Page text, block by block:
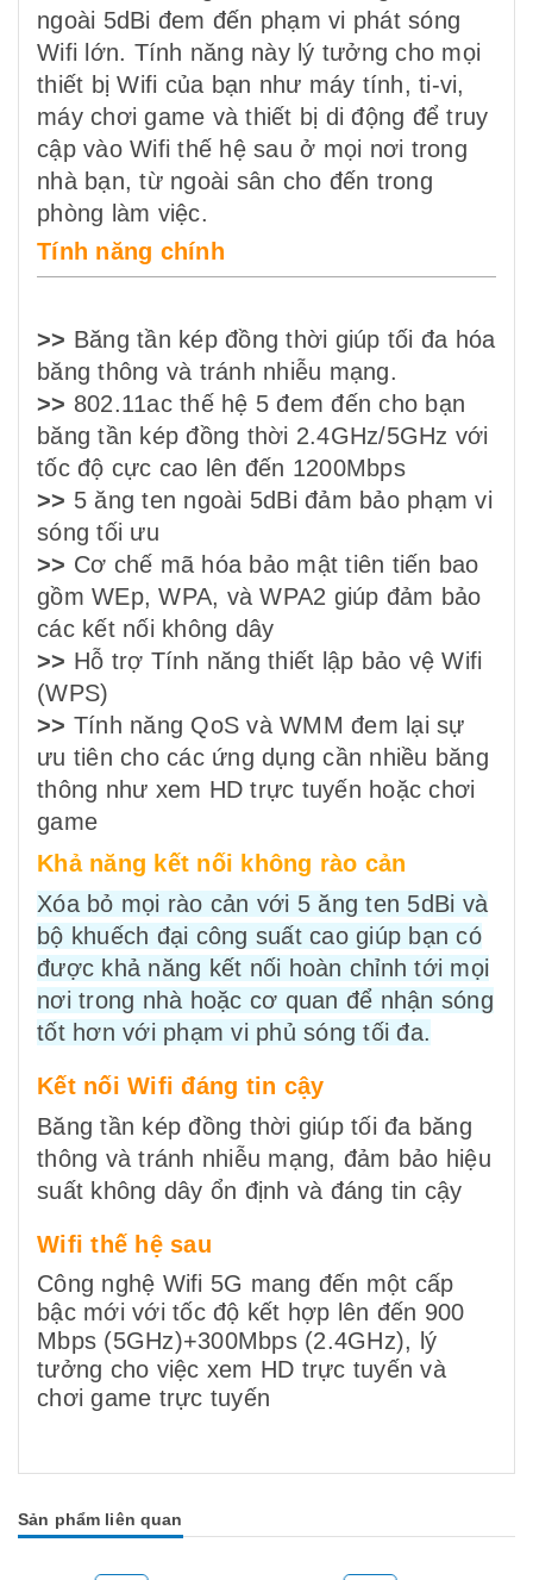
ngoài 5dBi đem đến phạm vi phát sóng
Wifi lớn. Tính năng này lý tưởng cho mọi
thiết bị Wifi của bạn như máy tính, ti-vi,
máy chơi game và thiết bị di động để truy
cập vào Wifi thế hệ sau ở mọi nơi trong
nhà bạn, từ ngoài sân cho đến trong
phòng làm việc.
Tính năng chính
>> Băng tần kép đồng thời giúp tối đa hóa
băng thông và tránh nhiễu mạng.
>> 802.11ac thế hệ 5 đem đến cho bạn
băng tần kép đồng thời 2.4GHz/5GHz với
tốc độ cực cao lên đến 1200Mbps
>> 5 ăng ten ngoài 5dBi đảm bảo phạm vi
sóng tối ưu
>> Cơ chế mã hóa bảo mật tiên tiến bao
gồm WEp, WPA, và WPA2 giúp đảm bảo
các kết nối không dây
>> Hỗ trợ Tính năng thiết lập bảo vệ Wifi
(WPS)
>> Tính năng QoS và WMM đem lại sự
ưu tiên cho các ứng dụng cần nhiều băng
thông như xem HD trực tuyến hoặc chơi
game
Khả năng kết nối không rào cản
Xóa bỏ mọi rào cản với 5 ăng ten 5dBi và
bộ khuếch đại công suất cao giúp bạn có
được khả năng kết nối hoàn chỉnh tới mọi
nơi trong nhà hoặc cơ quan để nhận sóng
tốt hơn với phạm vi phủ sóng tối đa.
Kết nối Wifi đáng tin cậy
Băng tần kép đồng thời giúp tối đa băng
thông và tránh nhiễu mạng, đảm bảo hiệu
suất không dây ổn định và đáng tin cậy
Wifi thế hệ sau
Công nghệ Wifi 5G mang đến một cấp
bậc mới với tốc độ kết hợp lên đến 900
Mbps (5GHz)+300Mbps (2.4GHz), lý
tưởng cho việc xem HD trực tuyến và
chơi game trực tuyến
Sản phẩm liên quan